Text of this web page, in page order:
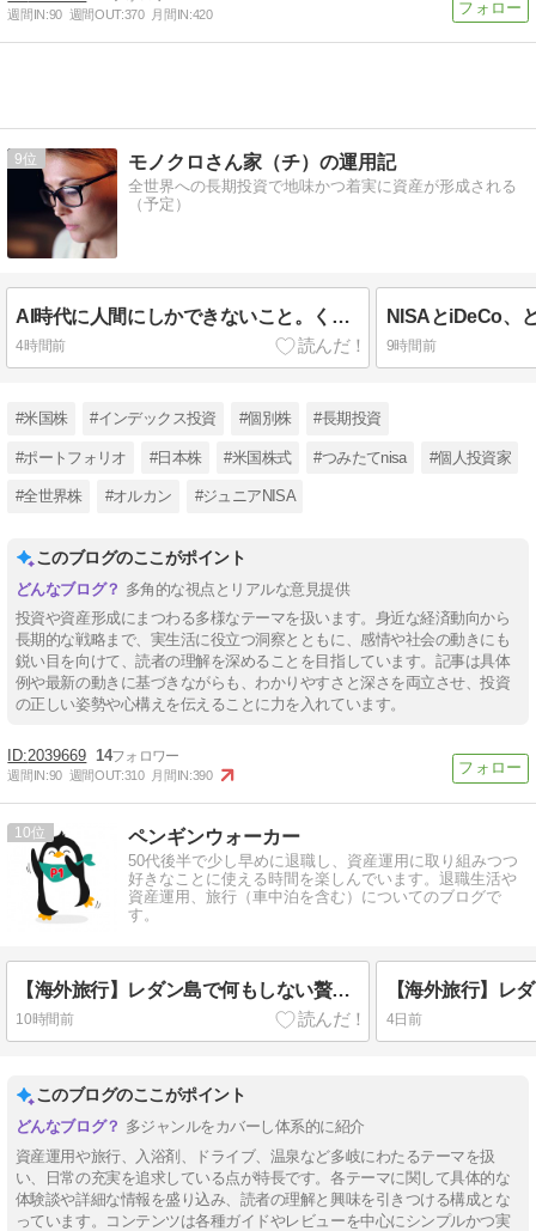
週間IN:90 週間OUT:370 月間IN:420
9 モノクロさん家（チ）の運用記
全世界への長期投資で地味かつ着実に資産が形成される
（予定）
AI時代に人間にしかできないこと。くだらない！
4時間前 9時間前
#米国株 #インデックス投資 #個別株 #長期投資
#ポートフォリオ #日本株 #米国株式 #つみたてnisa #個人投資家
#全世界株 #オルカン #ジュニアNISA
このブログのここがポイント
多角的な視点とリアルな意見提供
投資や資産形成にまつわる多様なテーマを扱います。身近な経済動向から
長期的な戦略まで、実生活に役立つ洞察とともに、感情や社会の動きにも
鋭い目を向けて、読者の理解を深めることを目指しています。記事は具体
例や最新の動きに基づきながらも、わかりやすさと深さを両立させ、投資
の正しい姿勢や心構えを伝えることに力を入れています。
2039669 14
週間IN:90 週間OUT:310 月間IN:390
10 ペンギンウォーカー
50代後半で少し早めに退職し、資産運用に取り組みつつ
好きなことに使える時間を楽しんでいます。退職生活や
資産運用、旅行（車中泊を含む）についてのブログで
す。
【海外旅行】レダン島で何もしない贅沢を味わう1日｜ロングビーチの過ごし方(3日目)
10時間前 4日前
このブログのここがポイント
多ジャンルをカバーし体系的に紹介
資産運用や旅行、入浴剤、ドライブ、温泉など多岐にわたるテーマを扱
い、日常の充実を追求している点が特長です。各テーマに関して具体的な
体験談や詳細な情報を盛り込み、読者の理解と興味を引きつける構成とな
っています。コンテンツは各種ガイドやレビューを中心にシンプルかつ実